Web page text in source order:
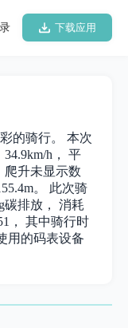
下载应用
的骑行。 本次
h， 平
爬升未显示数
。 此次骑
碳排放， 消耗
， 其中骑行时
用的码表设备